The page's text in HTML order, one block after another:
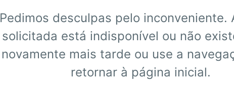
Pedimos desculpas pelo inconveniente.
solicitada está indisponível ou não
novamente mais tarde ou use a
retornar à página inicial.